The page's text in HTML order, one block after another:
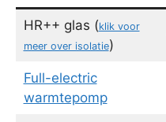
HR++ glas (klik voor
meer over isolatie)
Full-electric
warmtepomp